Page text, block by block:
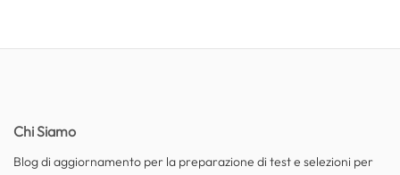
Chi Siamo
Blog di aggiornamento per la preparazione di test e selezioni per